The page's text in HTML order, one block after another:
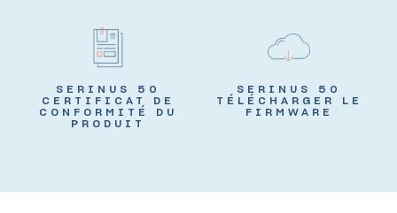
SERINUS 50
CERTIFICAT DE
CONFORMITÉ DU
PRODUIT
SERINUS 50
TÉLÉCHARGER LE
FIRMWARE